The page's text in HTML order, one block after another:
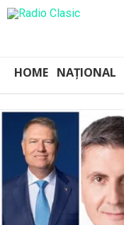
HOME NAȚIONAL